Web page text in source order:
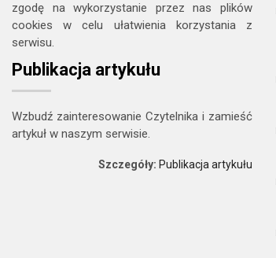
zgodę na wykorzystanie przez nas plików
cookies w celu ułatwienia korzystania z
serwisu.
Publikacja artykułu
Wzbudź zainteresowanie Czytelnika i zamieść
artykuł w naszym serwisie.
Szczegóły: Publikacja artykułu